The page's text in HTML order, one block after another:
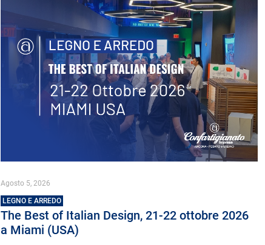
Agosto 5, 2026
LEGNO E ARREDO
The Best of Italian Design, 21-22 ottobre 2026
a Miami (USA)